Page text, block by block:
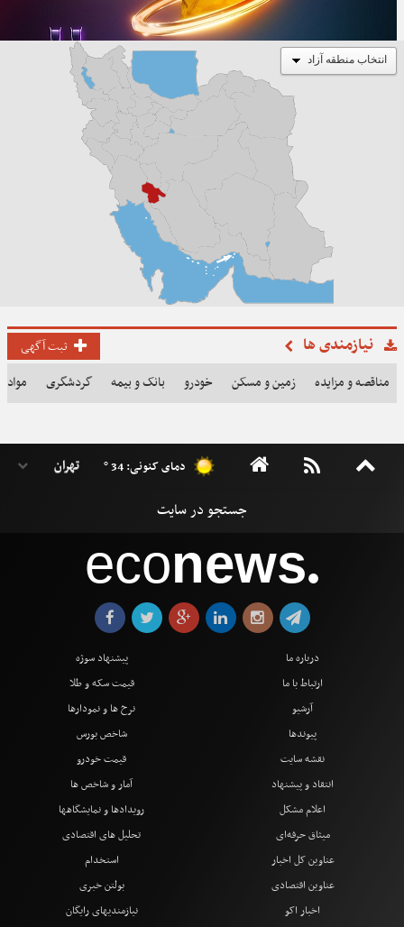
نیازمندی ها ثبت آگهی
مناقصه و مزایده زمین و مسکن خودرو بانک و بیمه گردشگری مواد
دمای کنونی: 34 °
econews●
درباره ما
ارتباط با ما
آرشیو
پیوندها
نقشه سایت
انتقاد و پیشنهاد
اعلام مشکل
میثاق حرفه‌ای
پیشنهاد سوژه
قیمت سکه و طلا
نرخ ها و نمودارها
شاخص بورس
قیمت خودرو
آمار و شاخص ها
رویدادها و نمایشگاهها
تحلیل های اقتصادی
عناوین کل اخبار
عناوین اقتصادی
اخبار اکو
استخدام
بولتن خبری
نیازمندیهای رایگان